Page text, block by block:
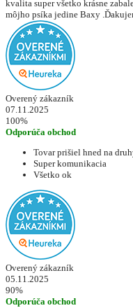
kvalita super všetko krásne
môjho psíka jedine Baxy
Overený zákazník
07.11.2025
100%
Odporúča obchod
Tovar prišiel hned na
Super komunikacia
Všetko ok
Overený zákazník
05.11.2025
90%
Odporúča obchod